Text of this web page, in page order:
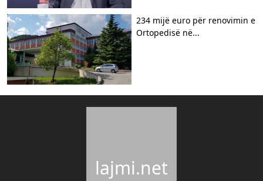
234 mijë euro për renovimin e
Ortopedisë në...
lajmi.net